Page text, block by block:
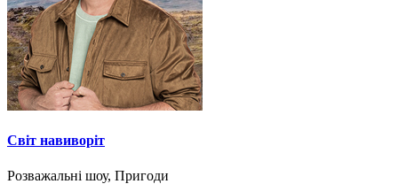
Світ навиворіт
Розважальні шоу, Пригоди